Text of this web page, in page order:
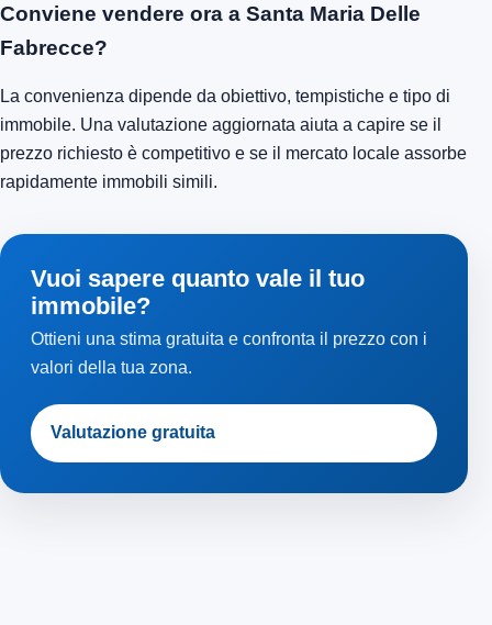
Conviene vendere ora a Santa Maria Delle
Fabrecce?
La convenienza dipende da obiettivo, tempistiche e tipo di
immobile. Una valutazione aggiornata aiuta a capire se il
prezzo richiesto è competitivo e se il mercato locale assorbe
rapidamente immobili simili.
Vuoi sapere quanto vale il tuo
immobile?
Ottieni una stima gratuita e confronta il prezzo con i
valori della tua zona.
Valutazione gratuita